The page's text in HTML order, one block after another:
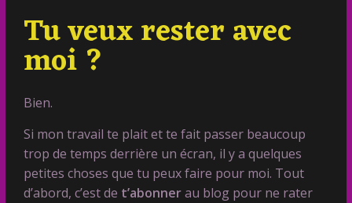
Tu veux rester avec
moi ?
Bien.
Si mon travail te plait et te fait passer beaucoup
trop de temps derrière un écran, il y a quelques
petites choses que tu peux faire pour moi. Tout
d’abord, c’est de t’abonnerau blog pour ne rater